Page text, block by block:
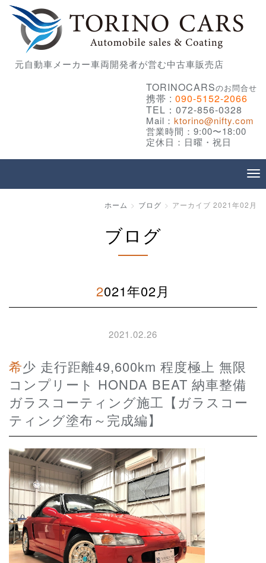
元自動車メーカー車両開発者が営む中古車販売店
TORINOCARSのお問合せ
携帯 : 090-5152-2066
TEL：072-856-0328
Mail： ktorino@nifty.com
営業時間：9:00〜18:00
定休日：日曜・祝日
ホーム ブログ アーカイブ 2021年02月
ブログ
2021年02月
2021.02.26
希少 走行距離49,600km 程度極上 無限
コンプリート HONDA BEAT 納車整備
ガラスコーティング施工【ガラスコー
ティング塗布～完成編】